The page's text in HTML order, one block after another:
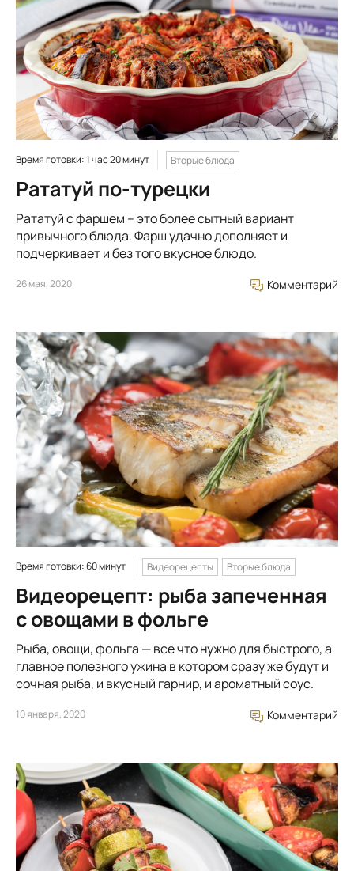
Время готовки: 1 час 20 минут Вторые блюда
Рататуй по-турецки
Рататуй с фаршем – это более сытный вариант
привычного блюда. Фарш удачно дополняет и
подчеркивает и без того вкусное блюдо.
26 мая, 2020 Комментарий
Время готовки: 60 минут Видеорецепты Вторые блюда
Видеорецепт: рыба запеченная
с овощами в фольге
Рыба, овощи, фольга — все что нужно для быстрого, а
главное полезного ужина в котором сразу же будут и
сочная рыба, и вкусный гарнир, и ароматный соус.
10 января, 2020 Комментарий